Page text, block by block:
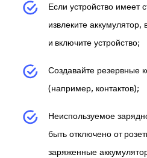
Если устройство имеет
извлеките аккумулятор,
и включите устройство;
Создавайте резервные
(например, контактов);
Неиспользуемое
быть отключено от
заряженные